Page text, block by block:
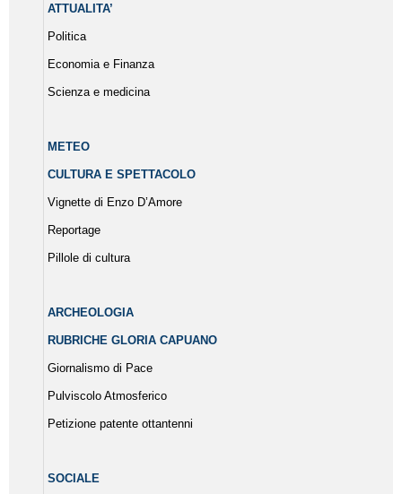
ATTUALITA’
Politica
Economia e Finanza
Scienza e medicina
METEO
CULTURA E SPETTACOLO
Vignette di Enzo D’Amore
Reportage
Pillole di cultura
ARCHEOLOGIA
RUBRICHE GLORIA CAPUANO
Giornalismo di Pace
Pulviscolo Atmosferico
Petizione patente ottantenni
SOCIALE